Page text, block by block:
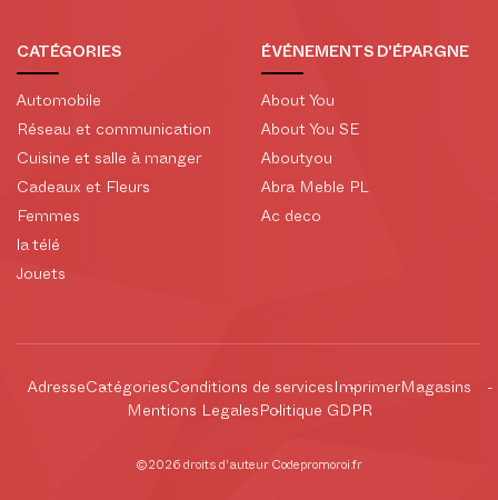
CATÉGORIES
Automobile
Réseau et communication
Cuisine et salle à manger
Cadeaux et Fleurs
Femmes
la télé
Jouets
ÉVÉNEMENTS D'ÉPARGNE
About You
About You SE
Aboutyou
Abra Meble PL
Ac deco
Adresse Catégories Conditions de services Imprimer Magasins
Mentions Legales Politique GDPR
©2026 droits d'auteur Codepromoroi.fr